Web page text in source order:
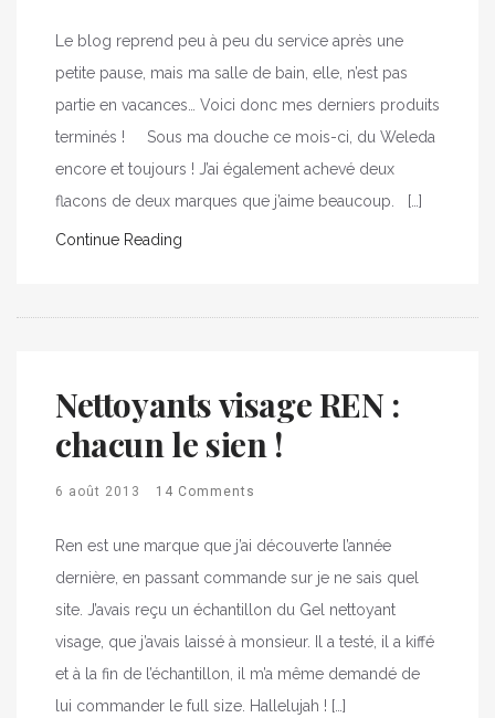
Le blog reprend peu à peu du service après une
petite pause, mais ma salle de bain, elle, n’est pas
partie en vacances… Voici donc mes derniers produits
terminés ! Sous ma douche ce mois-ci, du Weleda
encore et toujours ! J’ai également achevé deux
flacons de deux marques que j’aime beaucoup. […]
Continue Reading
Nettoyants visage REN :
chacun le sien !
6 août 2013 14 Comments
Ren est une marque que j’ai découverte l’année
dernière, en passant commande sur je ne sais quel
site. J’avais reçu un échantillon du Gel nettoyant
visage, que j’avais laissé à monsieur. Il a testé, il a kiffé
et à la fin de l’échantillon, il m’a même demandé de
lui commander le full size. Hallelujah ! […]